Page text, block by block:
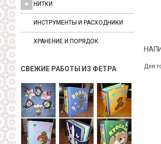
НИТКИ
ИНСТРУМЕНТЫ И РАСХОДНИКИ
ХРАНЕНИЕ И ПОРЯДОК
СВЕЖИЕ РАБОТЫ ИЗ ФЕТРА Для